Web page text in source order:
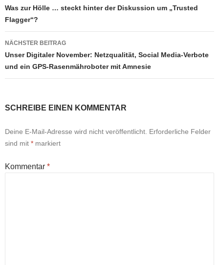
Was zur Hölle … steckt hinter der Diskussion um „Trusted
Flagger“?
NÄCHSTER BEITRAG
Unser Digitaler November: Netzqualität, Social Media-Verbote
und ein GPS-Rasenmähroboter mit Amnesie
SCHREIBE EINEN KOMMENTAR
Deine E-Mail-Adresse wird nicht veröffentlicht. Erforderliche Felder
sind mit * markiert
Kommentar *